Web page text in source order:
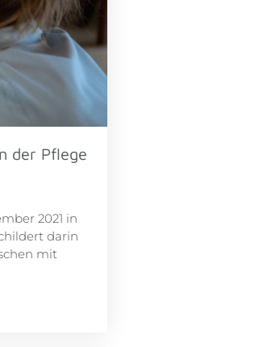
der Pflege
2021 in
darin
mit